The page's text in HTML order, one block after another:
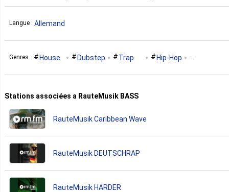
Langue : Allemand
Genres : House Dubstep Trap Hip-Hop
Stations associées a RauteMusik BASS
RauteMusik Caribbean Wave
RauteMusik DEUTSCHRAP
RauteMusik HARDER